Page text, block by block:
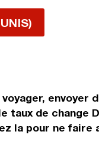
envoyer
de change
la pour ne faire